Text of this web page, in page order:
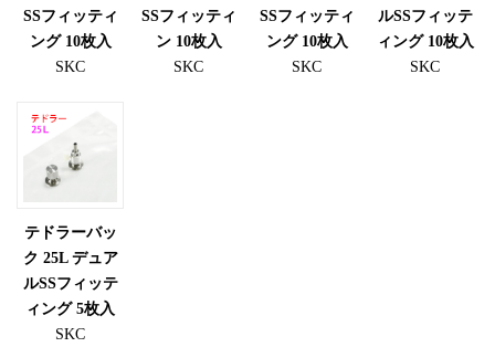
SSフィッティ
ング 10枚入
SKC
SSフィッティ
ン 10枚入
SKC
SSフィッティ
ング 10枚入
SKC
ルSSフィッテ
ィング 10枚入
SKC
テドラーバッ
ク 25L デュア
ルSSフィッテ
ィング 5枚入
SKC